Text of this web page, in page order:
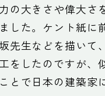
の大きさや偉大さ
した。ケント紙に
先生などを描いて
をしたのですが、
とで日本の建築家